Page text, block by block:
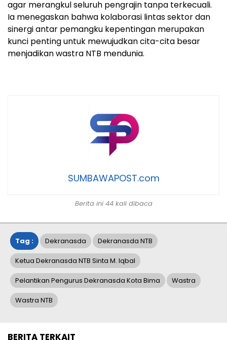
agar merangkul seluruh pengrajin tanpa terkecuali.
Ia menegaskan bahwa kolaborasi lintas sektor dan
sinergi antar pemangku kepentingan merupakan
kunci penting untuk mewujudkan cita-cita besar
menjadikan wastra NTB mendunia.
SUMBAWAPOST.com
Berita ini 44 kali dibaca
Tag : Dekranasda Dekranasda NTB
Ketua Dekranasda NTB Sinta M. Iqbal
Pelantikan Pengurus Dekranasda Kota Bima Wastra
Wastra NTB
BERITA TERKAIT